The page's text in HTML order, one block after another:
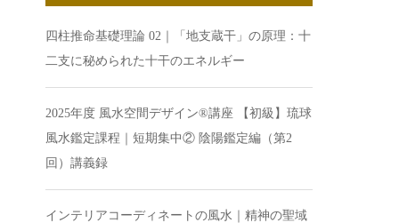
四柱推命基礎理論 02｜「地支蔵干」の原理：十
二支に秘められた十干のエネルギー
2025年度 風水空間デザイン®講座 【初級】琉球
風水鑑定課程｜短期集中② 陰陽鑑定編（第2
回）講義録
インテリアコーディネートの風水｜精神の聖域